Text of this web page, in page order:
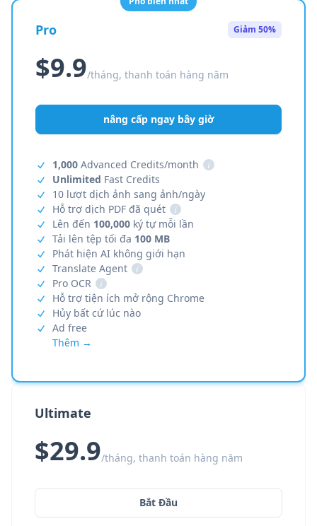
Pro Giảm 50%
$9.9/tháng, thanh toán hàng năm
nâng cấp ngay bây giờ
1,000 Advanced Credits/month
i
Unlimited Fast Credits
10 lượt dịch ảnh sang ảnh/ngày
Hỗ trợ dịch PDF đã quét
i
Lên đến 100,000 ký tự mỗi lần
Tải lên tệp tối đa 100 MB
Phát hiện AI không giới hạn
Translate Agent
i
Pro OCR
i
Hỗ trợ tiện ích mở rộng Chrome
Hủy bất cứ lúc nào
Ad free
Thêm →
Ultimate
$29.9/tháng, thanh toán hàng năm
Bắt Đầu